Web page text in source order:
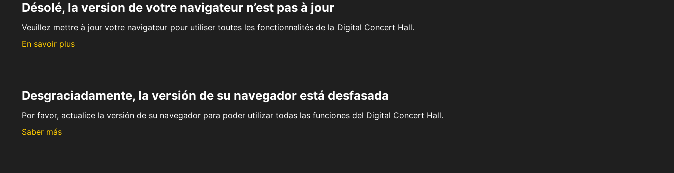
Désolé, la version de votre navigateur n’est pas à jour
Veuillez mettre à jour votre navigateur pour utiliser toutes les fonctionnalités de la Digital Concert Hall.
En savoir plus
Desgraciadamente, la versión de su navegador está desfasada
Por favor, actualice la versión de su navegador para poder utilizar todas las funciones del Digital Concert Hall.
Saber más